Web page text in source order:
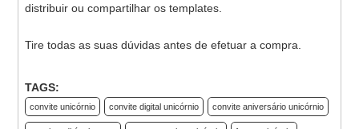
distribuir ou compartilhar os templates.
Tire todas as suas dúvidas antes de efetuar a compra.
TAGS:
convite unicórnio convite digital unicórnio convite aniversário unicórnio